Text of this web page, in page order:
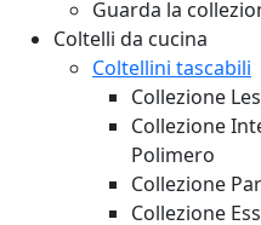
Guarda la
Coltelli da cucina
Coltellini tascabili
Collezione
Collezione
Polimero
Collezione
Collezione